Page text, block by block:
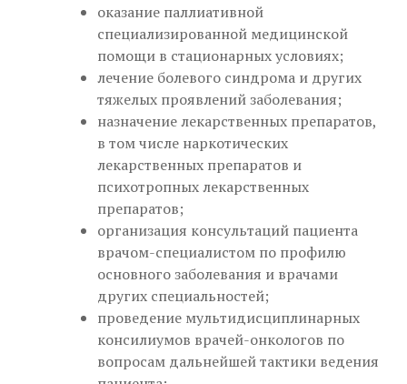
оказание паллиативной
специализированной медицинской
помощи в стационарных условиях;
лечение болевого синдрома и других
тяжелых проявлений заболевания;
назначение лекарственных препаратов,
в том числе наркотических
лекарственных препаратов и
психотропных лекарственных
препаратов;
организация консультаций пациента
врачом-специалистом по профилю
основного заболевания и врачами
других специальностей;
проведение мультидисциплинарных
консилиумов врачей-онкологов по
вопросам дальнейшей тактики ведения